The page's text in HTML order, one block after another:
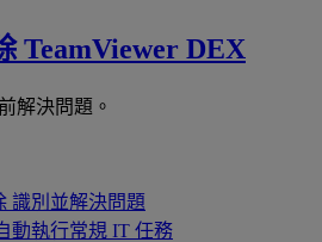
TeamViewer DEX
解決問題。
識別並解決問題
動執行常規 IT 任務